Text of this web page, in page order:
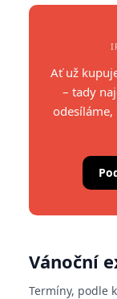
Ať už
– tady
Vánoční
Termíny, podle